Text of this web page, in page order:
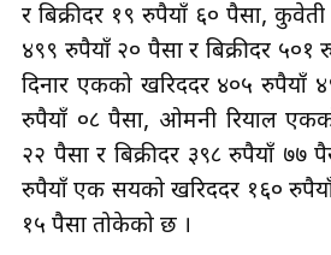
र बिक्रीदर १९ रुपैयाँ ६० पैसा,
४९९ रुपैयाँ २० पैसा र बिक्रीदर ५०१
दिनार एकको खरिददर ४०५ रुपैयाँ
रुपैयाँ ०८ पैसा, ओमनी रियाल
२२ पैसा र बिक्रीदर ३९८ रुपैयाँ ७७
रुपैयाँ एक सयको खरिददर १६० रुपैयाँ
१५ पैसा तोकेको छ ।